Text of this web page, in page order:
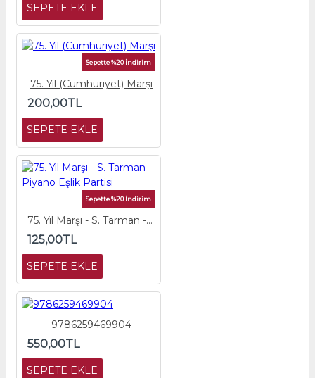
SEPETE EKLE
Sepette %20 İndirim
75. Yıl (Cumhuriyet) Marşı
200,00TL
SEPETE EKLE
Sepette %20 İndirim
75. Yıl Marşı - S. Tarman - Piyano Eşlik Partisi
125,00TL
SEPETE EKLE
9786259469904
550,00TL
SEPETE EKLE